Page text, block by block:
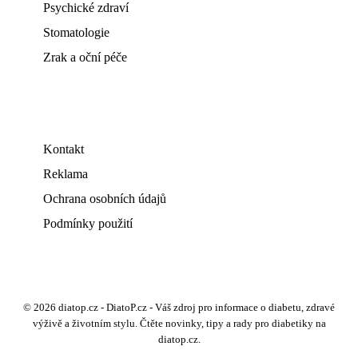
Psychické zdraví
Stomatologie
Zrak a oční péče
Kontakt
Reklama
Ochrana osobních údajů
Podmínky použití
© 2026 diatop.cz - DiatoP.cz - Váš zdroj pro informace o diabetu, zdravé
výživě a životním stylu. Čtěte novinky, tipy a rady pro diabetiky na
diatop.cz.